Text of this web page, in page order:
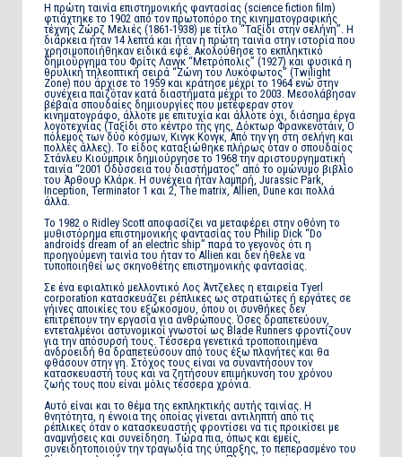
Η πρώτη ταινία επιστημονικής φαντασίας (science fiction film)
φτιάχτηκε το 1902 από τον πρωτοπόρο της κινηματογραφικής
τέχνης Ζώρζ Μελιές (1861-1938) με τίτλο “Ταξίδι στην σελήνη”. Η
διάρκεια ήταν 14 λεπτά και ήταν η πρώτη ταινία στην ιστορία που
χρησιμοποιήθηκαν ειδικά εφέ. Ακολούθησε το εκπληκτικό
δημιούργημα του Φρίτς Λανγκ “Μετρόπολις” (1927) και φυσικά η
θρυλική τηλεοπτική σειρά “Ζώνη του Λυκόφωτος” (Twilight
Zone) που άρχισε το 1959 και κράτησε μέχρι το 1964 ενώ στην
συνέχεια παιζόταν κατά διαστήματα μέχρι το 2003. Μεσολάβησαν
βέβαια σπουδαίες δημιουργίες που μετέφεραν στον
κινηματογράφο, άλλοτε με επιτυχία και άλλοτε όχι, διάσημα έργα
λογοτεχνίας (Ταξίδι στο κέντρο της γης, Δόκτωρ Φρανκενστάιν, Ο
πόλεμος των δύο κόσμων, Κινγκ Κονγκ, Από την γη στη σελήνη και
πολλές άλλες). Το είδος καταξιώθηκε πλήρως όταν ο σπουδαίος
Στάνλευ Κιούμπρικ δημιούργησε το 1968 την αριστουργηματική
ταινία “2001 Οδύσσεια του διαστήματος” από το ομώνυμο βιβλίο
του Άρθουρ Κλάρκ. Η συνέχεια ήταν λαμπρή, Jurassic Park,
Inception, Terminator 1 και 2, The matrix, Allien, Dune και πολλά
άλλα.
Το 1982 ο Ridley Scott αποφασίζει να μεταφέρει στην οθόνη το
μυθιστόρημα επιστημονικής φαντασίας του Philip Dick “Do
androids dream of an electric ship” παρά το γεγονός ότι η
προηγούμενη ταινία του ήταν το Allien και δεν ήθελε να
τυποποιηθεί ως σκηνοθέτης επιστημονικής φαντασίας.
Σε ένα εφιαλτικό μελλοντικό Λος Άντζελες η εταιρεία Tyerl
corporation κατασκευάζει ρέπλικες ως στρατιώτες ή εργάτες σε
γήινες αποικίες του εξώκοσμου, όπου οι συνθήκες δεν
επιτρέπουν την εργασία για ανθρώπους. Όσες δραπετεύουν,
εντεταλμένοι αστυνομικοί γνωστοί ως Blade Runners φροντίζουν
για την απόσυρσή τους. Τέσσερα γενετικά τροποποιημένα
ανδροειδή θα δραπετεύσουν από τους έξω πλανήτες και θα
φθάσουν στην γη. Στόχος τους είναι να συναντήσουν τον
κατασκευαστή τους και να ζητήσουν επιμήκυνση του χρόνου
ζωής τους που είναι μόλις τέσσερα χρόνια.
Αυτό είναι και το θέμα της εκπληκτικής αυτής ταινίας. Η
θνητότητα, η έννοια της οποίας γίνεται αντιληπτή από τις
ρέπλικες όταν ο κατασκευαστής φροντίσει να τις προικίσει με
αναμνήσεις και συνείδηση. Τώρα πια, όπως και εμείς,
συνειδητοποιούν την τραγωδία της ύπαρξης, το πεπερασμένο του